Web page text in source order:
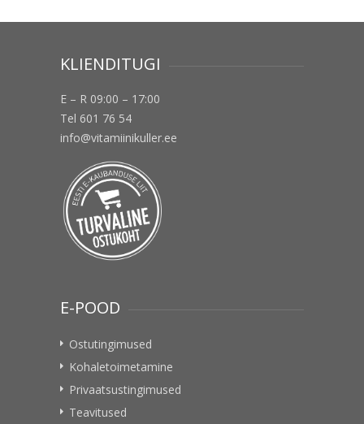
KLIENDITUGI
E – R 09:00 – 17:00
Tel 601 76 54
info@vitamiinikuller.ee
E-POOD
Ostutingimused
Kohaletoimetamine
Privaatsustingimused
Teavitused